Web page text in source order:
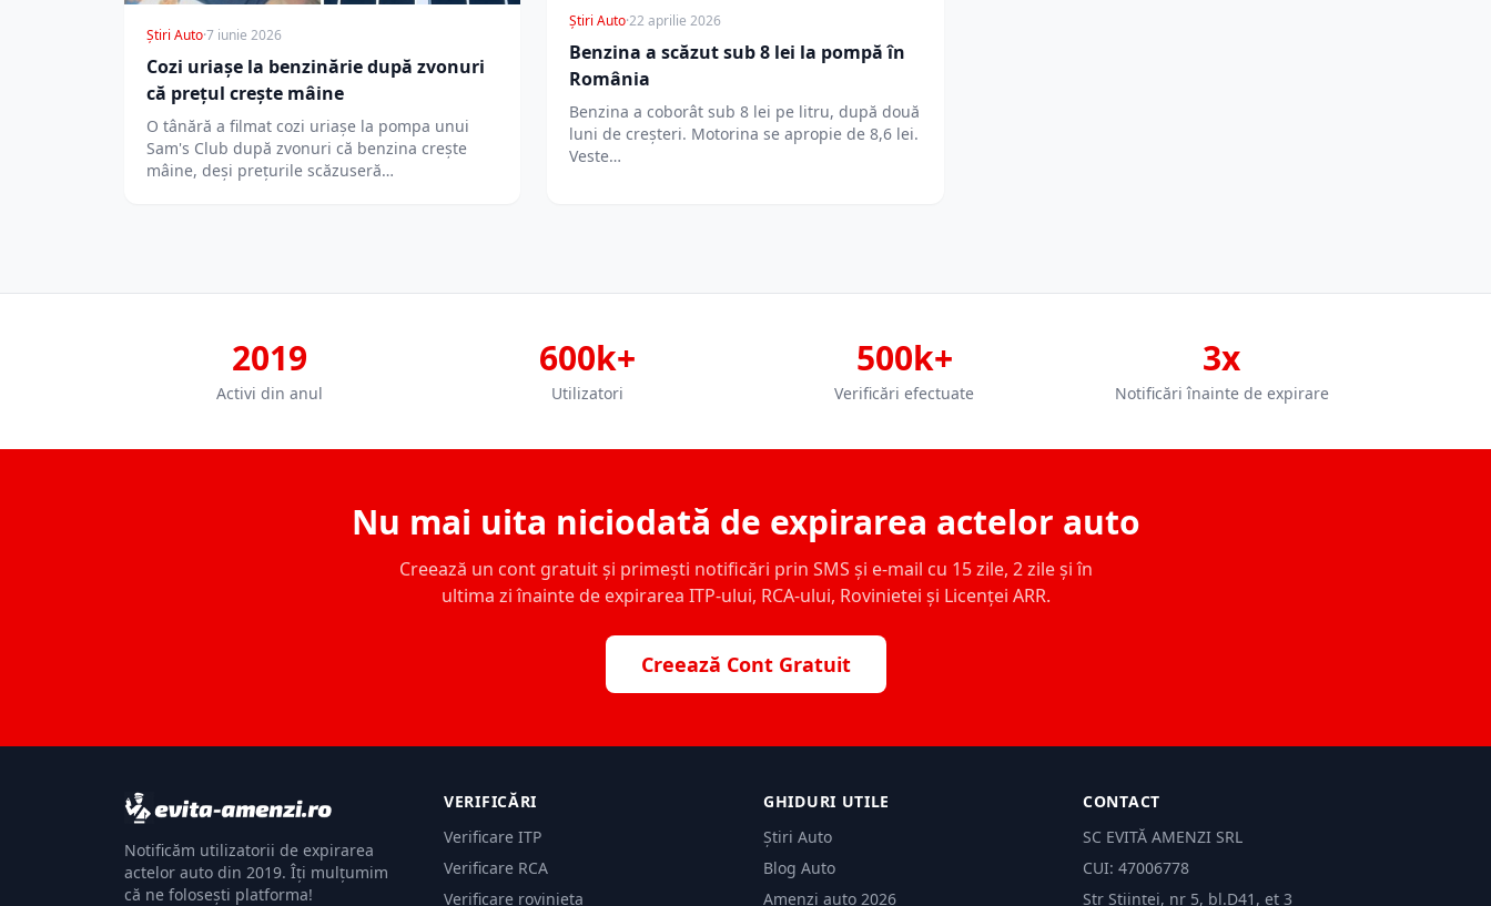
Știri Auto·7 iunie 2026
Cozi uriașe la benzinărie după zvonuri
că prețul crește mâine
O tânără a filmat cozi uriașe la pompa unui
Sam's Club după zvonuri că benzina crește
mâine, deși prețurile scăzuseră…
Știri Auto·22 aprilie 2026
Benzina a scăzut sub 8 lei la pompă în
România
Benzina a coborât sub 8 lei pe litru, după două
luni de creșteri. Motorina se apropie de 8,6 lei.
Veste…
2019
Activi din anul
600k+
Utilizatori
500k+
Verificări efectuate
3x
Notificări înainte de expirare
Nu mai uita niciodată de expirarea actelor auto
Creează un cont gratuit și primești notificări prin SMS și e-mail cu 15 zile, 2 zile și în
ultima zi înainte de expirarea ITP-ului, RCA-ului, Rovinietei și Licenței ARR.
Creează Cont Gratuit
Notificăm utilizatorii de expirarea
actelor auto din 2019. Îți mulțumim
că ne folosești platforma!
VERIFICĂRI
Verificare ITP
Verificare RCA
Verificare rovinieta
GHIDURI UTILE
Știri Auto
Blog Auto
Amenzi auto 2026
CONTACT
SC EVITĂ AMENZI SRL
CUI: 47006778
Str Științei, nr 5, bl.D41, et 3